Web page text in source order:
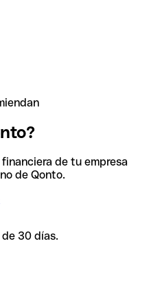
de tu empresa
de Qonto.
30 días.